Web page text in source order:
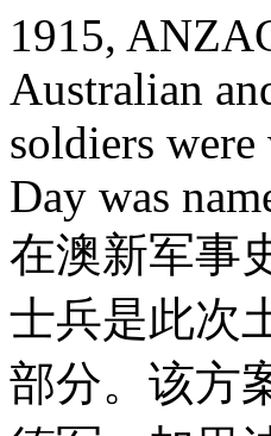
1915,
Australian
soldiers
Day was
在澳新军事
士兵是此次
部分。该方